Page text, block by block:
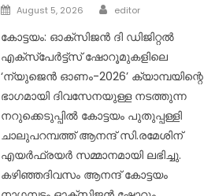
Posted
August 5, 2026 Author
editor
കോട്ടയം: ഓക്സിജന്‍ ദി ഡിജിറ്റല്‍
എക്സ്പേര്‍ട്ട്സ് ഷോറൂമുകളിലെ
‘ന്യുജെന്‍ ഓണം-2026’ ക്യാമ്പയിന്റെ
ഭാഗമായി ദിവസേനയുള്ള നടത്തുന്ന
നറുക്കെടുപ്പില്‍ കോട്ടയം പുതുപ്പള്ളി
ചാലുപറമ്പത്ത് ആനന്ദ് സി.രമേശിന്
എയര്‍ഫ്രയര്‍ സമ്മാനമായി ലഭിച്ചു.
കഴിഞ്ഞദിവസം ആനന്ദ് കോട്ടയം